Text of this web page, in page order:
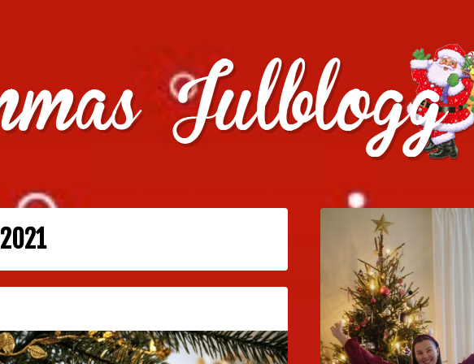
julklappstips, julkalendrar, adventskalendrar , julpyssel och julrecept!